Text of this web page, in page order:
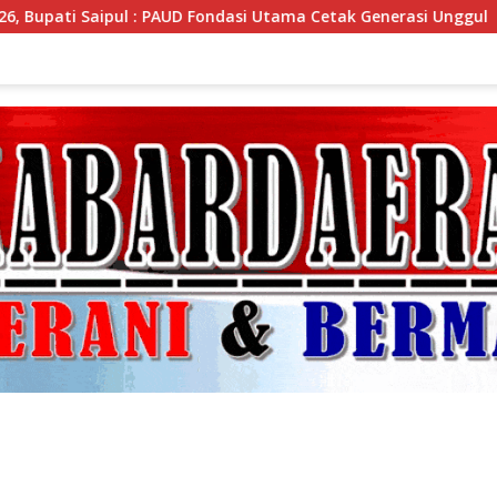
Utama Cetak Generasi Unggul Bupati Saipul